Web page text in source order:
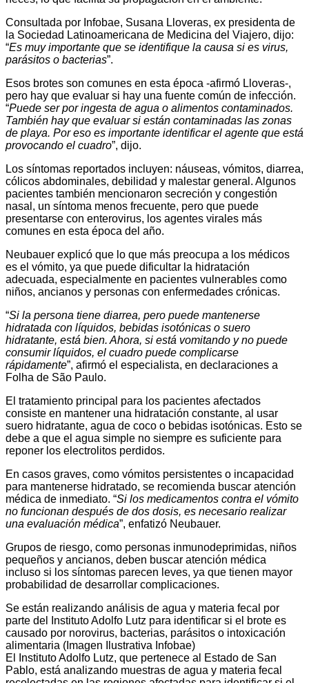
Consultada por Infobae, Susana Lloveras, ex presidenta de
la Sociedad Latinoamericana de Medicina del Viajero, dijo:
“Es muy importante que se identifique la causa si es virus,
parásitos o bacterias”.
Esos brotes son comunes en esta época -afirmó Lloveras-,
pero hay que evaluar si hay una fuente común de infección.
“Puede ser por ingesta de agua o alimentos contaminados.
También hay que evaluar si están contaminadas las zonas
de playa. Por eso es importante identificar el agente que está
provocando el cuadro”, dijo.
Los síntomas reportados incluyen: náuseas, vómitos, diarrea,
cólicos abdominales, debilidad y malestar general. Algunos
pacientes también mencionaron secreción y congestión
nasal, un síntoma menos frecuente, pero que puede
presentarse con enterovirus, los agentes virales más
comunes en esta época del año.
Neubauer explicó que lo que más preocupa a los médicos
es el vómito, ya que puede dificultar la hidratación
adecuada, especialmente en pacientes vulnerables como
niños, ancianos y personas con enfermedades crónicas.
“Si la persona tiene diarrea, pero puede mantenerse
hidratada con líquidos, bebidas isotónicas o suero
hidratante, está bien. Ahora, si está vomitando y no puede
consumir líquidos, el cuadro puede complicarse
rápidamente”, afirmó el especialista, en declaraciones a
Folha de São Paulo.
El tratamiento principal para los pacientes afectados
consiste en mantener una hidratación constante, al usar
suero hidratante, agua de coco o bebidas isotónicas. Esto se
debe a que el agua simple no siempre es suficiente para
reponer los electrolitos perdidos.
En casos graves, como vómitos persistentes o incapacidad
para mantenerse hidratado, se recomienda buscar atención
médica de inmediato. “Si los medicamentos contra el vómito
no funcionan después de dos dosis, es necesario realizar
una evaluación médica”, enfatizó Neubauer.
Grupos de riesgo, como personas inmunodeprimidas, niños
pequeños y ancianos, deben buscar atención médica
incluso si los síntomas parecen leves, ya que tienen mayor
probabilidad de desarrollar complicaciones.
Se están realizando análisis de agua y materia fecal por
parte del Instituto Adolfo Lutz para identificar si el brote es
causado por norovirus, bacterias, parásitos o intoxicación
alimentaria (Imagen Ilustrativa Infobae)
El Instituto Adolfo Lutz, que pertenece al Estado de San
Pablo, está analizando muestras de agua y materia fecal